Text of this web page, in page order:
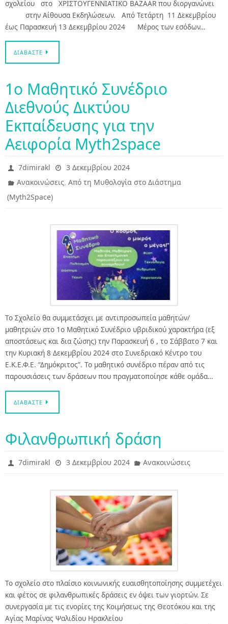
σχολείου στο ΧΡΙΣΤΟΥΓΕΝΝΙΑΤΙΚΟ BAZAAR που διοργανώνει
στην Αίθουσα Εκδηλώσεων. Από Τετάρτη 11 Δεκεμβρίου
έως Παρασκευή 13 Δεκεμβρίου 2024 Μέρος των εσόδων…
ΔΙΑΒΆΣΤΕ
1ο Μαθητικό Συνέδριο
Διεθνούς Δικτύου
Εκπαίδευσης για την
Αειφορία Myth2space
7dimirakl
3 Δεκεμβρίου 2024
Ανακοινώσεις,Από τη Μυθολογία στο Διάστημα
(Myth2Space)
Το Σχολείο θα συμμετάσχει με αντιπροσωπεία μαθητών/
μαθητριών στο 1ο Μαθητικό Συνέδριο υβριδικού χαρακτήρα (εξ
αποστάσεως και δια ζώσης) την Παρασκευή 6 , το Σάββατο 7 και
την Κυριακή 8 Δεκεμβρίου 2024 στο Συνεδριακό Κέντρο του
Ε.Κ.Ε.Φ.Ε. “Δημόκριτος”. Το μαθητικό συνέδριο πέραν από τις
παρουσιάσεις των δράσεων που πραγματοποίησε κάθε ομάδα…
ΔΙΑΒΆΣΤΕ
Φιλανθρωπική δράση
7dimirakl 3 Δεκεμβρίου 2024 Ανακοινώσεις
To σχολείο στο πλαίσιο κοινωνικής ευαισθητοποίησης συμμετέχει
και φέτος σε φιλανθρωπικές δράσεις εν όψει των γιορτών. Σε
συνεργασία με τις ενορίες της Κοιμήσεως της Θεοτόκου και της
Αγίας Μαρίνας Ψαλιδίου Ηρακλείου